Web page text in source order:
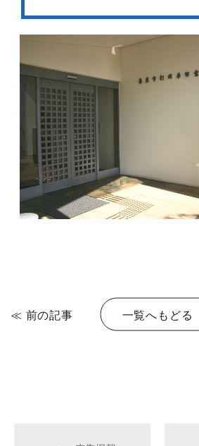
≪ 前の記事 一覧へもどる